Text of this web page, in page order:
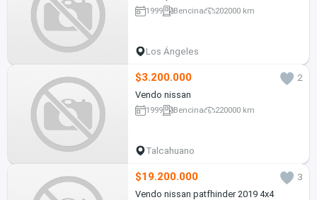
1999 Bencina 202000 km
Los Ángeles
$3.200.000
2
Vendo nissan
1999 Bencina 220000 km
Talcahuano
$19.200.000
3
Vendo nissan patfhinder 2019 4x4